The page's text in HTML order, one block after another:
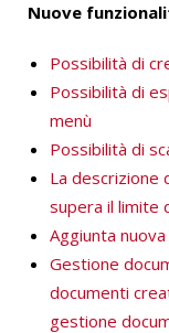
Nuove
Possibilità di
Possibilità di
menù
Possibilità di
La descrizione
supera il limite
Aggiunta
Gestione
documenti
gestione